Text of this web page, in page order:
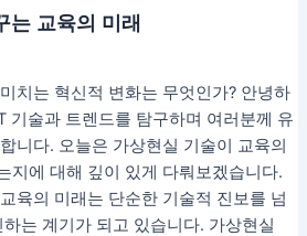
는 교육의 미래
치는 혁신적 변화는 무엇인가? 안녕하
기술과 트렌드를 탐구하며 여러분께 유
니다. 오늘은 가상현실 기술이 교육의
지에 대해 깊이 있게 다뤄보겠습니다.
육의 미래는 단순한 기술적 진보를 넘
는 계기가 되고 있습니다. 가상현실